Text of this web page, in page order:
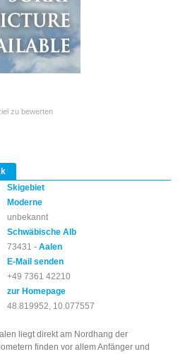
zu bewerten
Skigebiet
Moderne
unbekannt
Schwäbische Alb
73431 -Aalen
E-Mail senden
+49 7361 42210
zur Homepage
48.819952, 10.077557
liegt direkt am Nordhang der
finden vor allem Anfänger und